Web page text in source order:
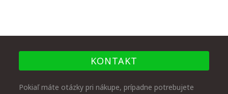
KONTAKT
Pokiaľ máte otázky pri nákupe, prípadne potrebujete